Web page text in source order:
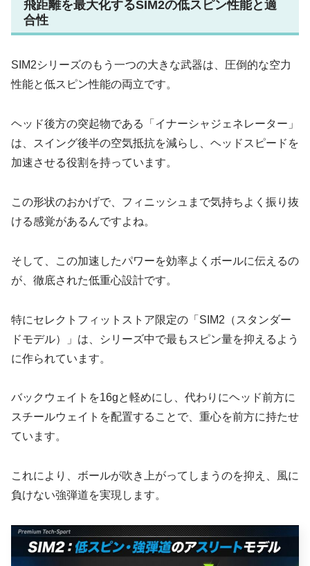
飛距離を最大化するSIM2の低スピン性能と適
合性
SIM2シリーズのもう一つの大きな武器は、圧倒的な空力
性能と低スピン性能の両立です。
ヘッド後方の突起物である「イナーシャジェネレーター」
は、スイング後半の空気抵抗を減らし、ヘッドスピードを
加速させる役割を持っています。
この形状のおかげで、フィニッシュまで気持ちよく振り抜
ける感覚があるんですよね。
そして、この加速したパワーを効率よくボールに伝えるの
が、徹底された低重心設計です。
特にセレクトフィットストア限定の「SIM2（スタンダー
ドモデル）」は、シリーズ中で最もスピン量を抑えるよう
に作られています。
バックウェイトを16gと軽めにし、代わりにヘッド前方に
スチールウェイトを配置することで、重心を前方に持たせ
ています。
これにより、ボールが吹き上がってしまうのを抑え、風に
負けない強弾道を実現します。